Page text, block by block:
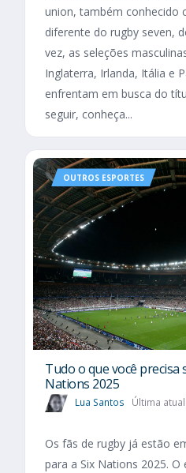
union, também conhecido
diferente do rugby seven,
vez, as seleções
Inglaterra, Irlanda, Itália e
enfrentam em busca do
seguir, conheça...
OUTROS ESPORTES
Tudo o que você precisa
Nations 2025​
Lua Santos Última
Os fãs de rugby já estão
para a Six Nations 2025.